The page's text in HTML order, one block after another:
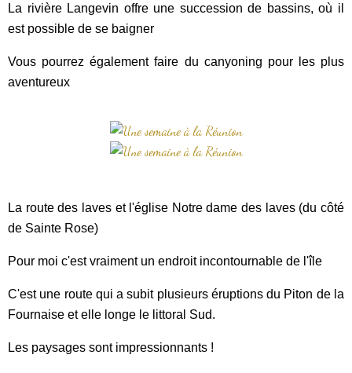
La rivière Langevin offre une succession de bassins, où il
est possible de se baigner
Vous pourrez également faire du canyoning pour les plus
aventureux
La route des laves et l'église Notre dame des laves (du côté
de Sainte Rose)
Pour moi c'est vraiment un endroit incontournable de l'île
C'est une route qui a subit plusieurs éruptions du Piton de la
Fournaise et elle longe le littoral Sud.
Les paysages sont impressionnants !